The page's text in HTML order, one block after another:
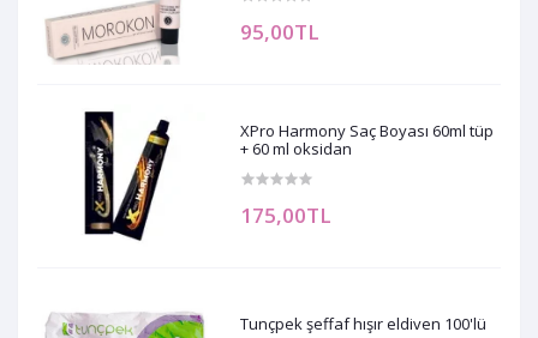
95,00TL
XPro Harmony Saç Boyası 60ml tüp
+ 60 ml oksidan
175,00TL
Tunçpek şeffaf hışır eldiven 100'lü